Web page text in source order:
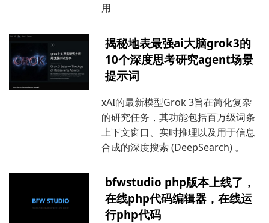
用
揭秘地表最强ai大脑grok3的
10个深度思考研究agent场景
提示词
xAI的最新模型Grok 3旨在简化复杂
的研究任务，其功能包括百万级词条
上下文窗口、实时推理以及用于信息
合成的深度搜索 (DeepSearch) 。
bfwstudio php版本上线了，
在线php代码编辑器，在线运
行php代码